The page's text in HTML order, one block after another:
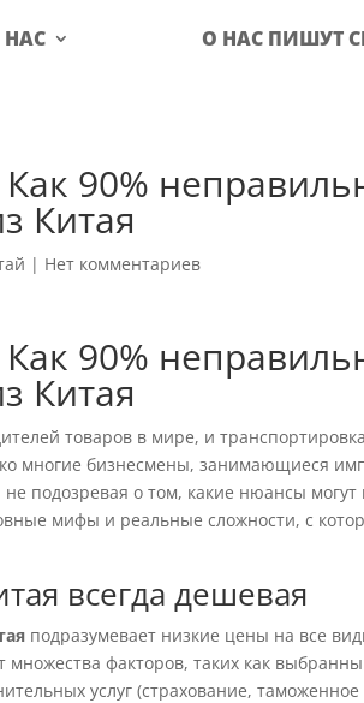
НАС О НАС ПИШУТ
Как 90%
Китая
| Нет комментариев
Как 90%
Китая
товаров в мире, и
многие бизнесмены, занимающиеся
не подозревая о том, какие нюансы
мифы и реальные сложности, с
всегда дешевая
подразумевает низкие цены на все
множества факторов, таких как
услуг (страхование,